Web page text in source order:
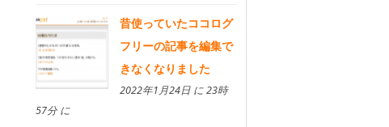
昔使っていたココログ
フリーの記事を編集で
きなくなりました
2022年1月24日 に 23時
57分 に